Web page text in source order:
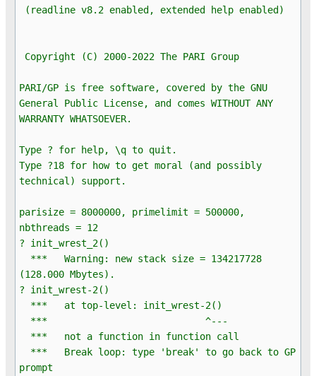
(readline v8.2 enabled, extended help enabled)
Copyright (C) 2000-2022 The PARI Group
PARI/GP is free software, covered by the GNU
General Public License, and comes WITHOUT ANY
WARRANTY WHATSOEVER.
Type ? for help, \q to quit.
Type ?18 for how to get moral (and possibly
technical) support.
parisize = 8000000, primelimit = 500000,
nbthreads = 12
? init_wrest_2()
*** Warning: new stack size = 134217728
(128.000 Mbytes).
? init_wrest-2()
*** at top-level: init_wrest-2()
*** ^---
*** not a function in function call
*** Break loop: type 'break' to go back to GP
prompt